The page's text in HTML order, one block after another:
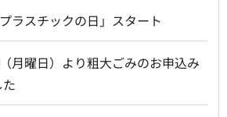
ラスチックの日」スタート
月曜日）より粗大ごみのお申込み